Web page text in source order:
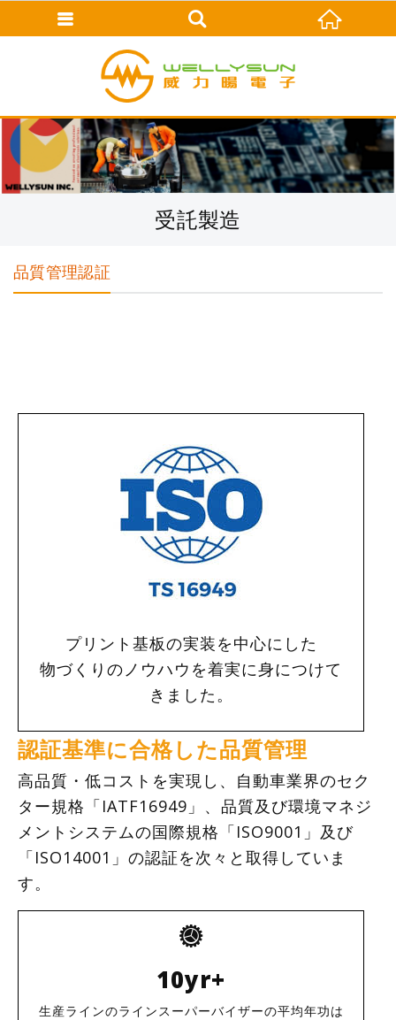
受託製造
品質管理認証
プリント基板の実装を中心にした
物づくりのノウハウを着実に身につけて
きました。
認証基準に合格した品質管理
高品質・低コストを実現し、自動車業界のセク
ター規格「IATF16949」、品質及び環境マネジ
メントシステムの国際規格「ISO9001」及び
「ISO14001」の認証を次々と取得していま
す。
10yr+
生産ラインのラインスーパーバイザーの平均年功は